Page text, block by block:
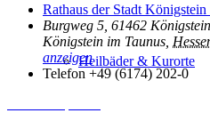
Heilbäder & Kurorte
Rathaus der Stadt
Burgweg 5, 61462
Königstein im Taunus
anzeigen
Telefon +49 (6174) 202-0